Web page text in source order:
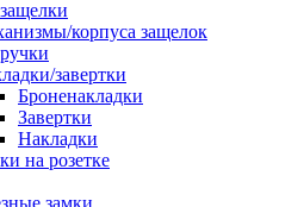
корпуса защелок
завертки
Броненакладки
Завертки
Накладки
на розетке